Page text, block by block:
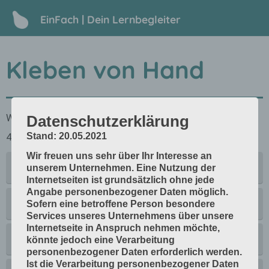
EinFach | Dein Lernbegleiter
Kleben von Hand
Datenschutzerklärung
Stand: 20.05.2021
Wir freuen uns sehr über Ihr Interesse an
unserem Unternehmen. Eine Nutzung der
Internetseiten ist grundsätzlich ohne jede
Angabe personenbezogener Daten möglich.
Sofern eine betroffene Person besondere
Services unseres Unternehmens über unsere
Internetseite in Anspruch nehmen möchte,
könnte jedoch eine Verarbeitung
personenbezogener Daten erforderlich werden.
Ist die Verarbeitung personenbezogener Daten